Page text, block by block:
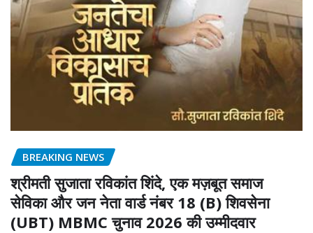
BREAKING NEWS
श्रीमती सुजाता रविकांत शिंदे, एक मज़बूत समाज
सेविका और जन नेता वार्ड नंबर 18 (B) शिवसेना
(UBT) MBMC चुनाव 2026 की उम्मीदवार